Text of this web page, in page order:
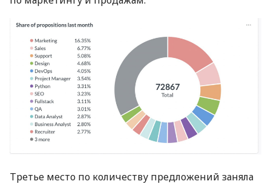
Третье место по количеству предложений заняла